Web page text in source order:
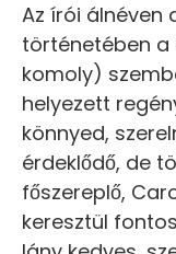
Az írói álnéven
történetében a
komoly)
helyezett
könnyed,
érdeklődő, de
főszereplő,
keresztül